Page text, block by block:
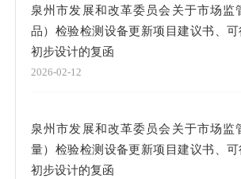
泉州市发展和改革委员会关于市场监
品）检验检测设备更新项目建议书、
初步设计的复函
2026-02-12
泉州市发展和改革委员会关于市场监
量）检验检测设备更新项目建议书、
初步设计的复函